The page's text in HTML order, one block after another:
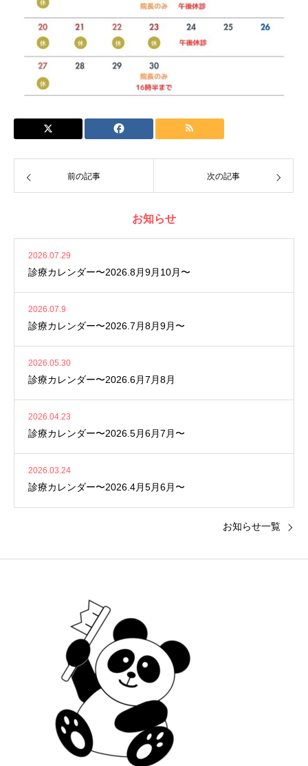
前の記事 次の記事
お知らせ
2026.07.29
診療カレンダー〜2026.8月9月10月〜
2026.07.9
診療カレンダー〜2026.7月8月9月〜
2026.05.30
診療カレンダー〜2026.6月7月8月
2026.04.23
診療カレンダー〜2026.5月6月7月〜
2026.03.24
診療カレンダー〜2026.4月5月6月〜
お知らせ一覧